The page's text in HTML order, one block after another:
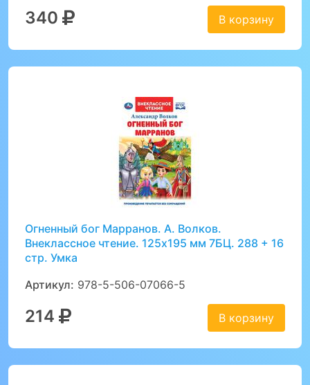
340 В корзину
Огненный бог Марранов. А. Волков.
Внеклассное чтение. 125х195 мм 7БЦ. 288 + 16
стр. Умка
Артикул: 978-5-506-07066-5
214 В корзину